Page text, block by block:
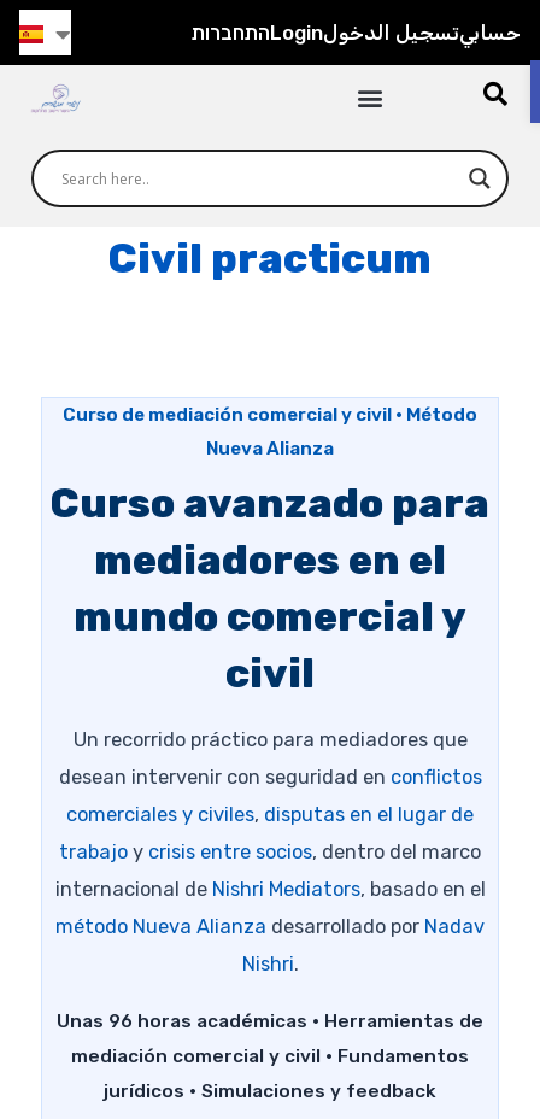
התחברותLoginتسجيل الدخولحسابي
Civil practicum
Curso de mediación comercial y civil · Método
Nueva Alianza
Curso avanzado para
mediadores en el
mundo comercial y
civil
Un recorrido práctico para mediadores que
desean intervenir con seguridad en conflictos
comerciales y civiles, disputas en el lugar de
trabajo y crisis entre socios, dentro del marco
internacional de Nishri Mediators, basado en el
método Nueva Alianza desarrollado por Nadav
Nishri.
Unas 96 horas académicas · Herramientas de
mediación comercial y civil · Fundamentos
jurídicos · Simulaciones y feedback